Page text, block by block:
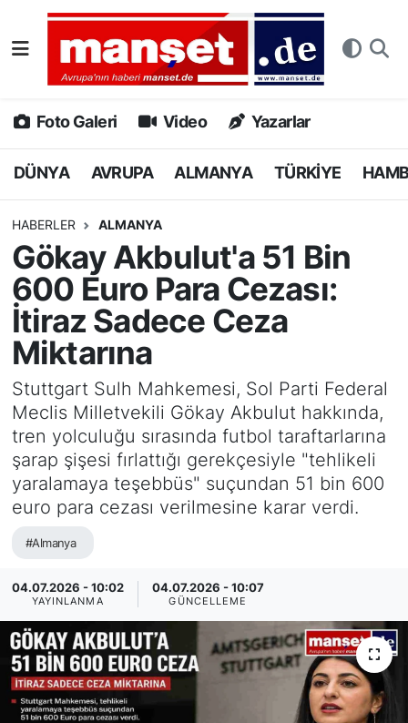
Foto Galeri Video Yazarlar
DÜNYA AVRUPA ALMANYA TÜRKİYE
HABERLER ALMANYA
Gökay Akbulut'a 51 Bin
600 Euro Para Cezası:
İtiraz Sadece Ceza
Miktarına
Stuttgart Sulh Mahkemesi, Sol Parti Federal
Meclis Milletvekili Gökay Akbulut hakkında,
tren yolculuğu sırasında futbol taraftarlarına
şarap şişesi fırlattığı gerekçesiyle "tehlikeli
yaralamaya teşebbüs" suçundan 51 bin 600
euro para cezası verilmesine karar verdi.
#Almanya
04.07.2026 - 10:02
YAYINLANMA
04.07.2026 - 10:07
GÜNCELLEME
DÜNYA
AVRUPA
ALMANYA
HAMBURG
SPOR
DEUTSCH
EKONOMİ
SİYASET
SAĞLIK
Nöbetçi Eczaneler
Hava Durumu
Namaz Vakitleri
Puan Durumu ve Fikstür
Tüm Manşetler
Son Dakika Haberleri
Haber Arşivi